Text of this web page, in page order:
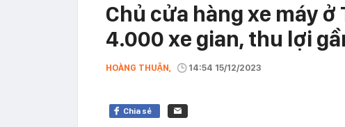
Chủ cửa hàng xe máy ở
4.000 xe gian, thu lợi
HOÀNG THUẬN, 14:54 15/12/2023
Chia sẻ